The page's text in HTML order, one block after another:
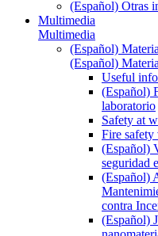
(Español) Otras
Multimedia
Multimedia
(Español)
(Español)
Useful
(Español)
laboratorio
Safety at
Fire safety
(Español)
seguridad
(Español)
contra
(Español)